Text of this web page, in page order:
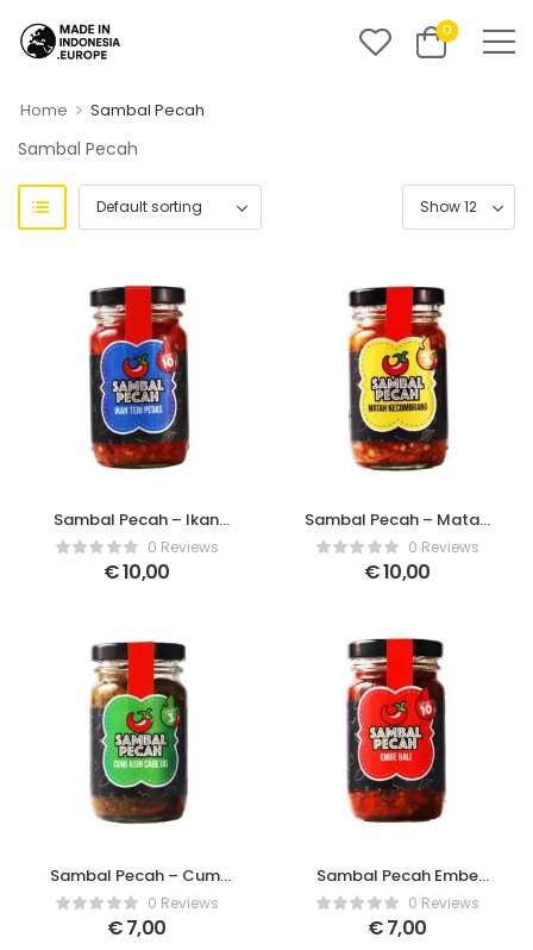
0
Home > Sambal Pecah
Sambal Pecah
Sambal Pecah – Ikan
Teri Pedas0 Reviews
€10,00
Sambal Pecah – Matah
Kecombrang
0 Reviews
€10,00
Sambal Pecah – Cumi
Asin Sambal Ijo
0 Reviews
€7,00
Sambal Pecah Embe
Bali0 Reviews
€7,00